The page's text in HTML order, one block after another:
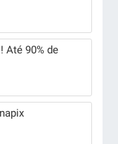
Até 90% de